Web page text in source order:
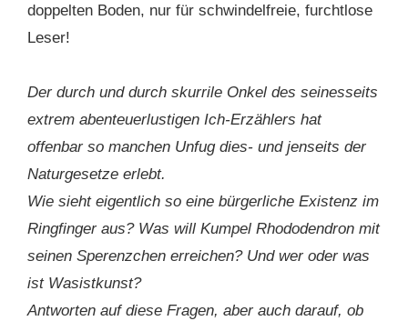
doppelten Boden, nur für schwindelfreie, furchtlose
Leser!
Der durch und durch skurrile Onkel des seinesseits
extrem abenteuerlustigen Ich-Erzählers hat
offenbar so manchen Unfug dies- und jenseits der
Naturgesetze erlebt.
Wie sieht eigentlich so eine bürgerliche Existenz im
Ringfinger aus? Was will Kumpel Rhododendron mit
seinen Sperenzchen erreichen? Und wer oder was
ist Wasistkunst?
Antworten auf diese Fragen, aber auch darauf, ob